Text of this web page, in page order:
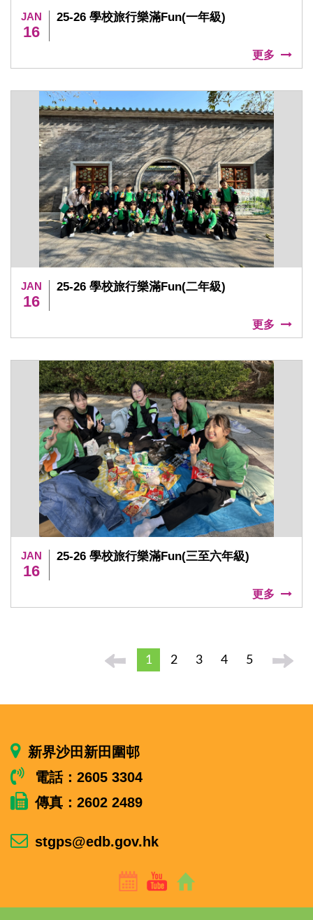
JAN
16
25-26 學校旅行樂滿Fun(一年級)
更多
JAN
16
25-26 學校旅行樂滿Fun(二年級)
更多
JAN
16
25-26 學校旅行樂滿Fun(三至六年級)
更多
1 2 3 4 5
新界沙田新田圍邨
電話：2605 3304
傳真：2602 2489
stgps@edb.gov.hk